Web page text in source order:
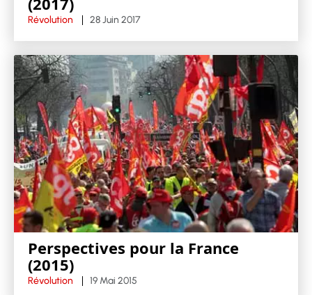
Révolution 28 Juin 2017
Perspectives pour la France
(2015)
Révolution 19 Mai 2015